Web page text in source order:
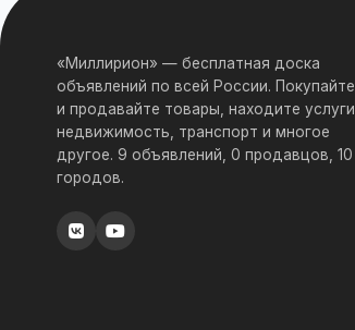
«Миллирион» — бесплатная доска
объявлений по всей России. Покупайте
и продавайте товары, находите услуги,
недвижимость, транспорт и многое
другое. 9 объявлений, 0 продавцов, 10
городов.